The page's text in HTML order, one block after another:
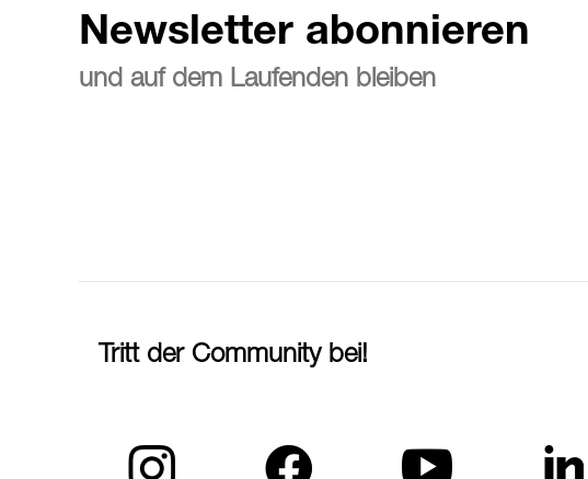
Newsletter abonnieren
und auf dem Laufenden bleiben
Tritt der Community bei!